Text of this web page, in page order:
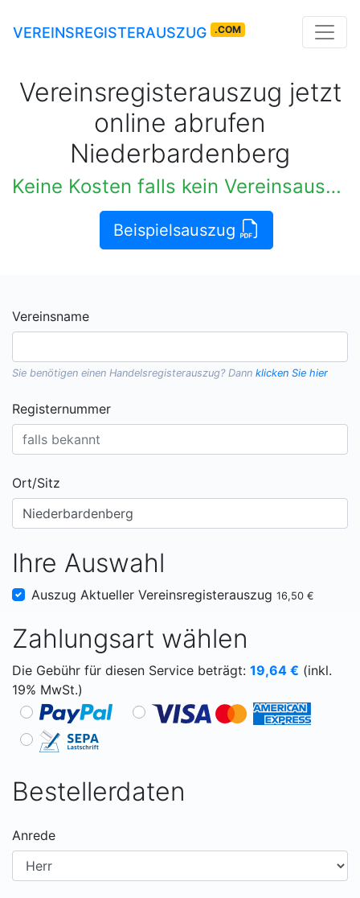
VEREINSREGISTERAUSZUG .COM
Vereinsregisterauszug jetzt
online abrufen
Niederbardenberg
Keine Kosten falls kein Vereinsauszug verfügbar
Beispielsauszug
Vereinsname
Sie benötigen einen Handelsregisterauszug? Dann klicken Sie hier
Registernummer
Ort/Sitz
Ihre Auswahl
Auszug Aktueller Vereinsregisterauszug 16,50 €
Zahlungsart wählen
Die Gebühr für diesen Service beträgt: 19,64 € (inkl.
19% MwSt.)
Bestellerdaten
Anrede